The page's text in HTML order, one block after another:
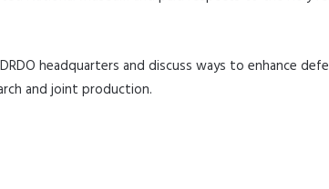
headquarters and discuss ways to enhance
and joint production.